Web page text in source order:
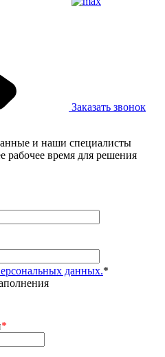
Заказать звонок
и наши специалисты
рабочее время для решения
данных.*
*